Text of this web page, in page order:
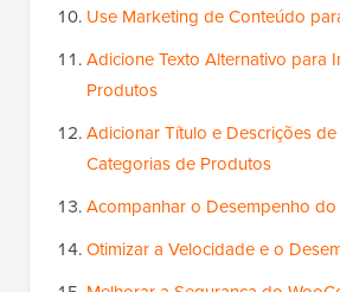
Use Marketing de Conteúdo
Adicione Texto Alternativo para
Produtos
Adicionar Título e Descrições
Categorias de Produtos
Acompanhar o Desempenho
Otimizar a Velocidade e o